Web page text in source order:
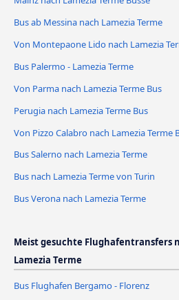
Bus ab Messina nach Lamezia Terme
Von Montepaone Lido nach Lamezia
Bus Palermo - Lamezia Terme
Von Parma nach Lamezia Terme Bus
Perugia nach Lamezia Terme Bus
Von Pizzo Calabro nach Lamezia Terme
Bus Salerno nach Lamezia Terme
Bus nach Lamezia Terme von Turin
Bus Verona nach Lamezia Terme
Meist gesuchte Flughafentransfers
Lamezia Terme
Bus Flughafen Bergamo - Florenz